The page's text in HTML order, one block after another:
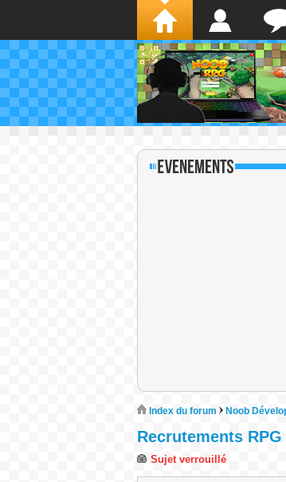
Index du forum Noob
Recrutements
Sujet verrouillé